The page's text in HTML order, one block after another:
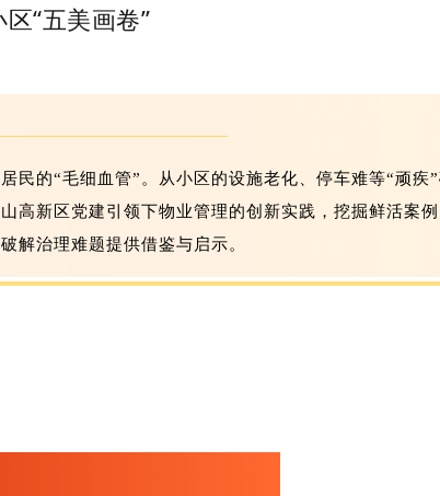
“五美画卷”
民的“毛细血管”。从小区的设施老化、停车难等“顽
高新区党建引领下物业管理的创新实践，挖掘鲜活案
解治理难题提供借鉴与启示。